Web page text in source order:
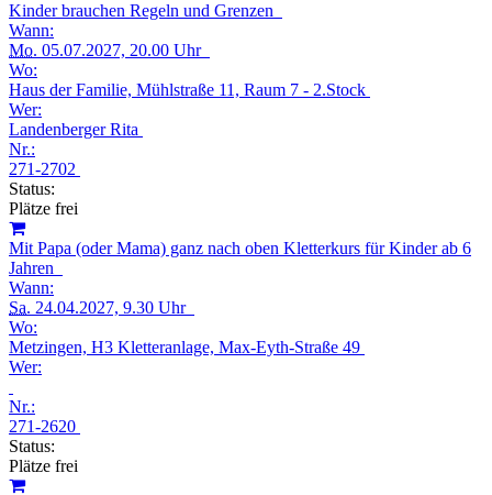
Kinder brauchen Regeln und Grenzen
Wann:
Mo. 05.07.2027, 20.00 Uhr
Wo:
Haus der Familie, Mühlstraße 11, Raum 7 - 2.Stock
Wer:
Landenberger Rita
Nr.:
271-2702
Status:
Plätze frei
Mit Papa (oder Mama) ganz nach oben Kletterkurs für Kinder ab 6
Jahren
Wann:
Sa. 24.04.2027, 9.30 Uhr
Wo:
Metzingen, H3 Kletteranlage, Max-Eyth-Straße 49
Wer:
Nr.:
271-2620
Status:
Plätze frei